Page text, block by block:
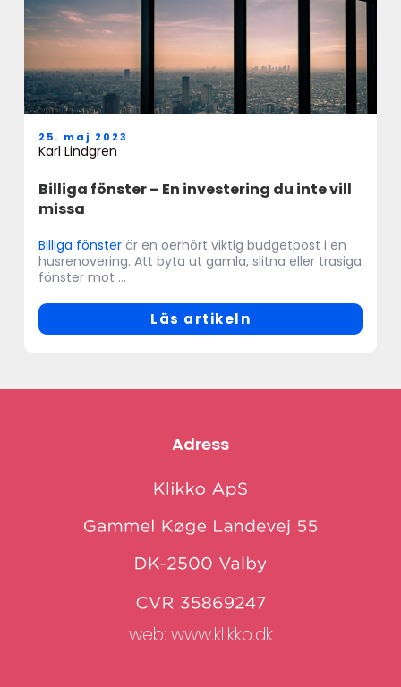
Billiga fönster – En investering du inte vill
missa
25. maj 2023
Karl Lindgren
Billiga fönster är en oerhört viktig budgetpost i en
husrenovering. Att byta ut gamla, slitna eller trasiga
fönster mot ...
Läs artikeln
Adress
web: www.klikko.dk